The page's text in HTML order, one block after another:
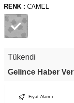
RENK : CAMEL
Tükendi
Gelince Haber Ver
Fiyat Alarmı